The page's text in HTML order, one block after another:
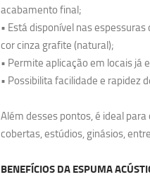
acabamento final;
• Está disponível nas
cor cinza grafite (natural);
• Permite aplicação em locais
• Possibilita facilidade e rapidez
Além desses pontos, é ideal
cobertas, estúdios, ginásios,
BENEFÍCIOS DA ESPUMA